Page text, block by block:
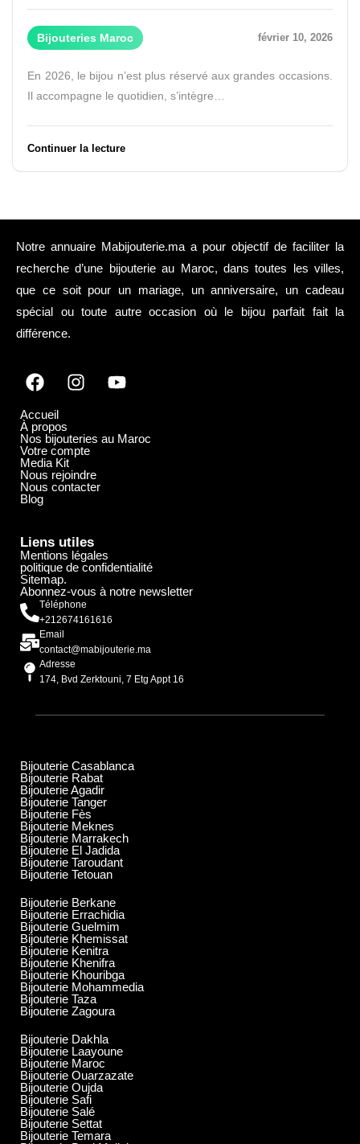
Bijouteries Maroc février 10, 2026
En 2026, le bijou n’est plus réservé aux grandes occasions.
Il accompagne le quotidien, s’intègre…
Continuer la lecture
Notre annuaire Mabijouterie.ma a pour objectif de faciliter la
recherche d’une bijouterie au Maroc, dans toutes les villes,
que ce soit pour un mariage, un anniversaire, un cadeau
spécial ou toute autre occasion où le bijou parfait fait la
différence.
Accueil
À propos
Nos bijouteries au Maroc
Votre compte
Media Kit
Nous rejoindre
Nous contacter
Blog
Liens utiles
Mentions légales
politique de confidentialité
Sitemap.
Abonnez-vous à notre newsletter
Téléphone
+212674161616
Email
contact@mabijouterie.ma
Adresse
174, Bvd Zerktouni, 7 Etg Appt 16
Bijouterie Casablanca
Bijouterie Rabat
Bijouterie Agadir
Bijouterie Tanger
Bijouterie Fès
Bijouterie Meknes
Bijouterie Marrakech
Bijouterie El Jadida
Bijouterie Taroudant
Bijouterie Tetouan
Bijouterie Berkane
Bijouterie Errachidia
Bijouterie Guelmim
Bijouterie Khemissat
Bijouterie Kenitra
Bijouterie Khenifra
Bijouterie Khouribga
Bijouterie Mohammedia
Bijouterie Taza
Bijouterie Zagoura
Bijouterie Dakhla
Bijouterie Laayoune
Bijouterie Maroc
Bijouterie Ouarzazate
Bijouterie Oujda
Bijouterie Safi
Bijouterie Salé
Bijouterie Settat
Bijouterie Temara